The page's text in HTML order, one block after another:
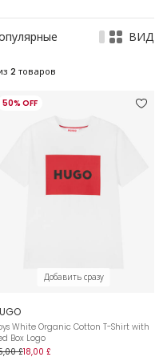
ВИД
2 товаров
50% OFF
Добавить сразу
White Organic Cotton T-Shirt with
Box Logo
£18,00 £